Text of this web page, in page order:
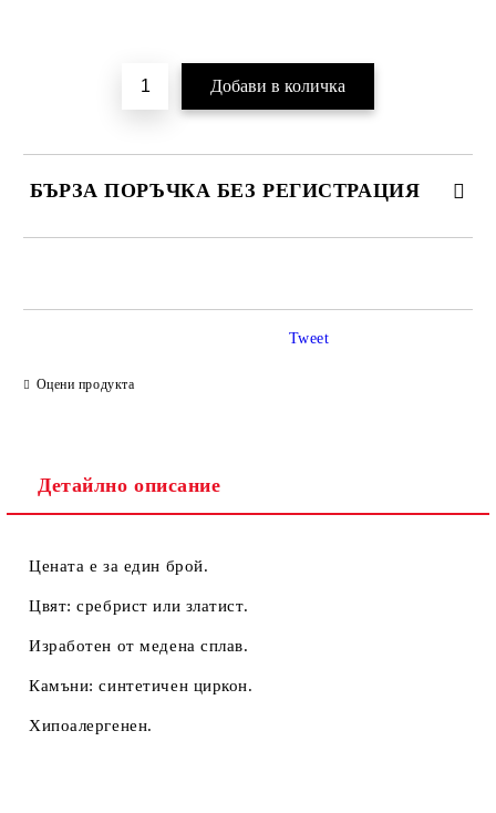
БЪРЗА ПОРЪЧКА БЕЗ РЕГИСТРАЦИЯ
Оцени продукта
Tweet
Детайлно описание
Цената е за един брой.
Цвят: сребрист или златист.
Изработен от медена сплав.
Камъни: синтетичен циркон.
Хипоалергенен.